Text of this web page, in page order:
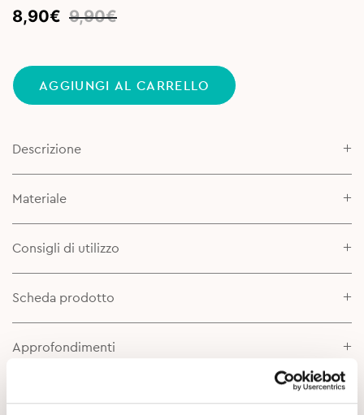
9,90€
Original
9,90€.
8,90€
Current
8,90€.
AGGIUNGI AL CARRELLO
Descrizione
Materiale
Consigli di utilizzo
Scheda prodotto
Approfondimenti